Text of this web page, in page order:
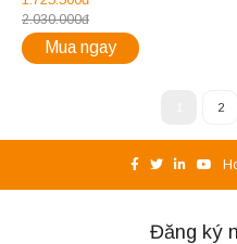
2.030.000đ
Mua ngay
2
Đăng ký